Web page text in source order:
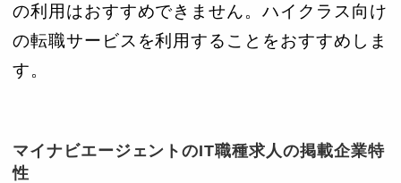
の利用はおすすめできません。ハイクラス向け
の転職サービスを利用することをおすすめしま
す。
マイナビエージェントのIT職種求人の掲載企業特
性